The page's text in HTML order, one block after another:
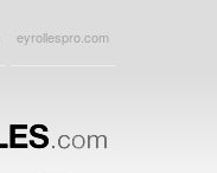
eyrollespro.com